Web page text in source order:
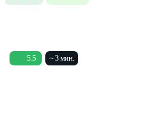
5.5 ~ 3 мин.